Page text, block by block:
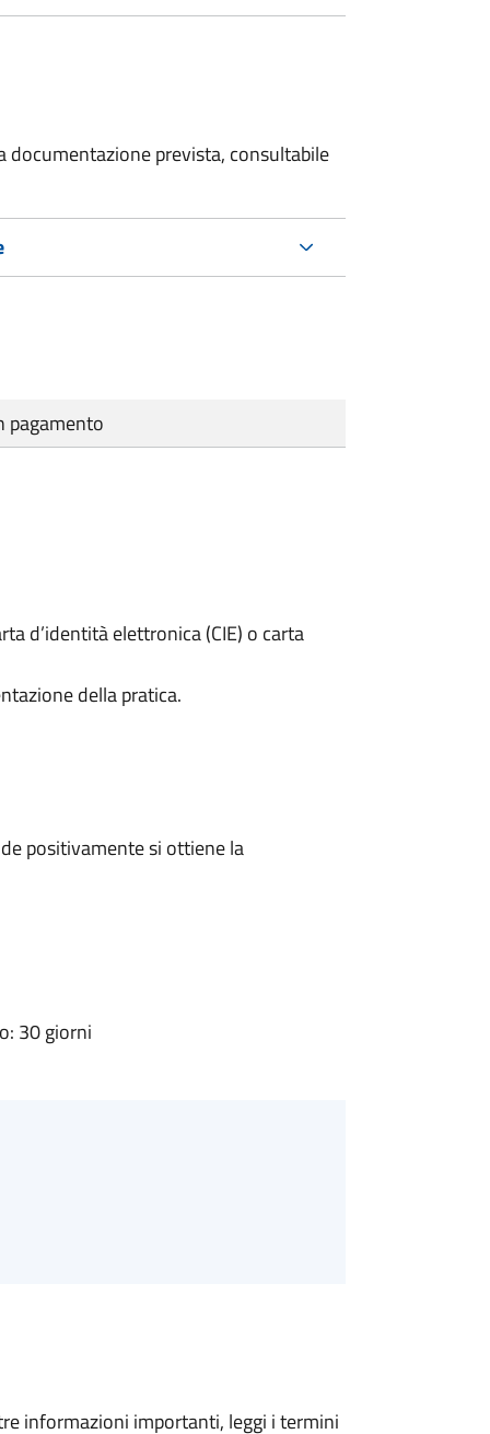
prevista, consultabile
pagamento
d’identità elettronica (CIE) o carta
della pratica.
positivamente si ottiene la
30 giorni
informazioni importanti, leggi i termini